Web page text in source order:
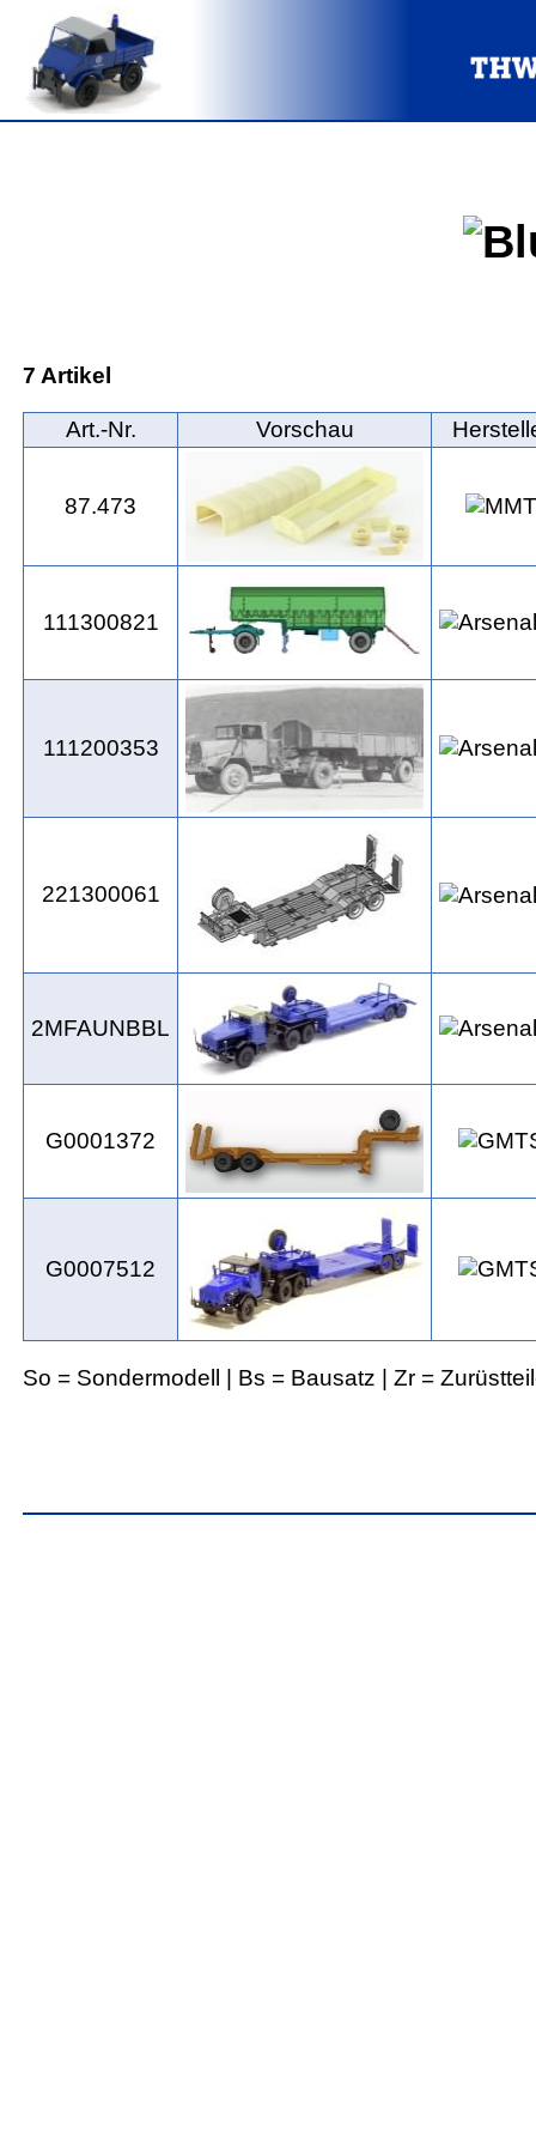
7 Artikel
Art.‑Nr. Vorschau
87.473
111300821
111200353
221300061
2MFAUNBBL
G0001372
G0007512
So = Sondermodell | Bs = Bausatz | Zr =